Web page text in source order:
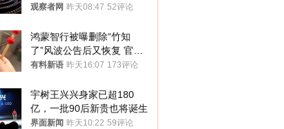
息
观察者网 昨天08:47 52评论
鸿蒙智行被曝删除“竹知
了”风波公告后又恢复 官媒
曾力挺：劝华为要大度的，
有料新语 昨天16:07 173评论
宇树王兴兴身家已超180
亿，一批90后新贵也将诞生
界面新闻 昨天10:22 59评论